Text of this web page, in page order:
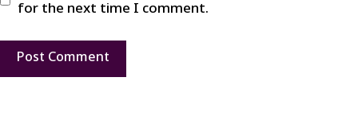
for the next time I comment.